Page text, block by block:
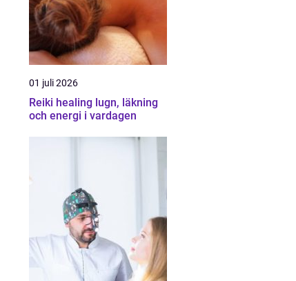
01 juli 2026
Reiki healing lugn, läkning
och energi i vardagen